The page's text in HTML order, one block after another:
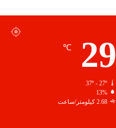
29
℃
37º - 27º
13%
2.68 کیلومتر/ساعت